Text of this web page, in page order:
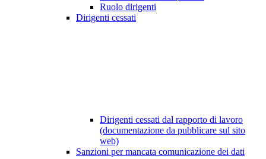
Ruolo dirigenti
Dirigenti cessati
Dirigenti cessati dal rapporto di lavoro
(documentazione da pubblicare sul sito
web)
Sanzioni per mancata comunicazione dei dati